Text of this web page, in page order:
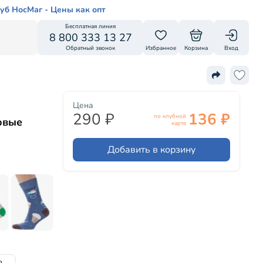
НосМаг - Цены как опт
Бесплатная линия
8 800 333 13 27
Обратный звонок Избранное Корзина Вход
Цена
290 ₽
по клубной
карте 136 ₽
Добавить в корзину